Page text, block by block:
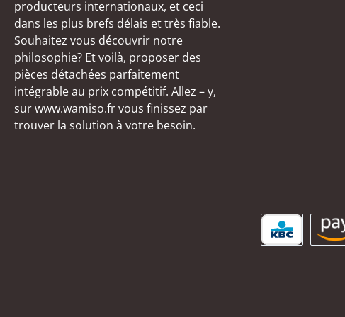
producteurs internationaux, et ceci
dans les plus brefs délais et très fiable.
Souhaitez vous découvrir notre
philosophie? Et voilà, proposer des
pièces détachées parfaitement
intégrable au prix compétitif. Allez – y,
sur www.wamiso.fr vous finissez par
trouver la solution à votre besoin.